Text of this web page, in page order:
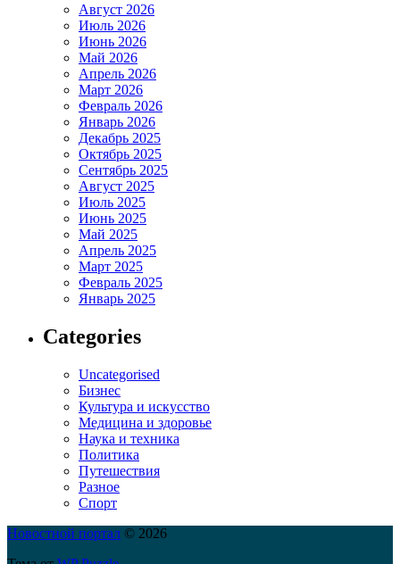
Август 2026
Июль 2026
Июнь 2026
Май 2026
Апрель 2026
Март 2026
Февраль 2026
Январь 2026
Декабрь 2025
Октябрь 2025
Сентябрь 2025
Август 2025
Июль 2025
Июнь 2025
Май 2025
Апрель 2025
Март 2025
Февраль 2025
Январь 2025
Categories
Uncategorised
Бизнес
Культура и искусство
Медицина и здоровье
Наука и техника
Политика
Путешествия
Разное
Спорт
Новостной портал © 2026